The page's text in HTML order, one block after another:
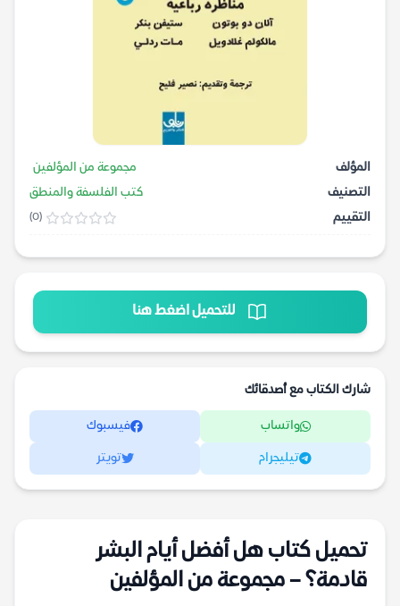
المؤلف
مجموعة من المؤلفين
التصنيف
كتب الفلسفة والمنطق
التقييم
(0)
للتحميل اضغط هنا
شارك الكتاب مع أصدقائك
واتساب فيسبوك
تيليجرام تويتر
تحميل كتاب هل أفضل أيام البشر
قادمة؟ – مجموعة من المؤلفين